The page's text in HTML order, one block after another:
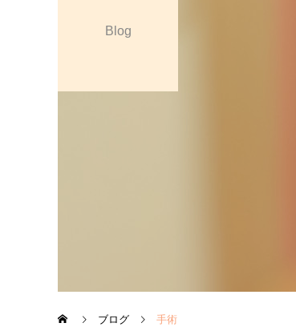
ビラノア（ビラスチン）を
Blog
ブログ 手術